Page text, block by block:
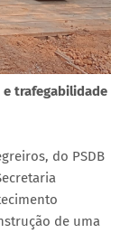
e trafegabilidade
do PSDB
de uma